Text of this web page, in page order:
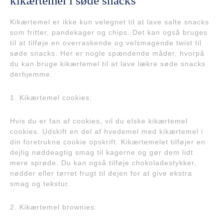
Kikærtemel er ikke kun velegnet til at lave salte snacks
som fritter, pandekager og chips. Det kan også bruges
til at tilføje en overraskende og velsmagende twist til
søde snacks. Her er nogle spændende måder, hvorpå
du kan bruge kikærtemel til at lave lækre søde snacks
derhjemme.
1. Kikærtemel cookies:
Hvis du er fan af cookies, vil du elske kikærtemel
cookies. Udskift en del af hvedemel med kikærtemel i
din foretrukne cookie opskrift. Kikærtemelet tilføjer en
dejlig nøddeagtig smag til kagerne og gør dem lidt
mere sprøde. Du kan også tilføje chokoladestykker,
nødder eller tørret frugt til dejen for at give ekstra
smag og tekstur.
2. Kikærtemel brownies: